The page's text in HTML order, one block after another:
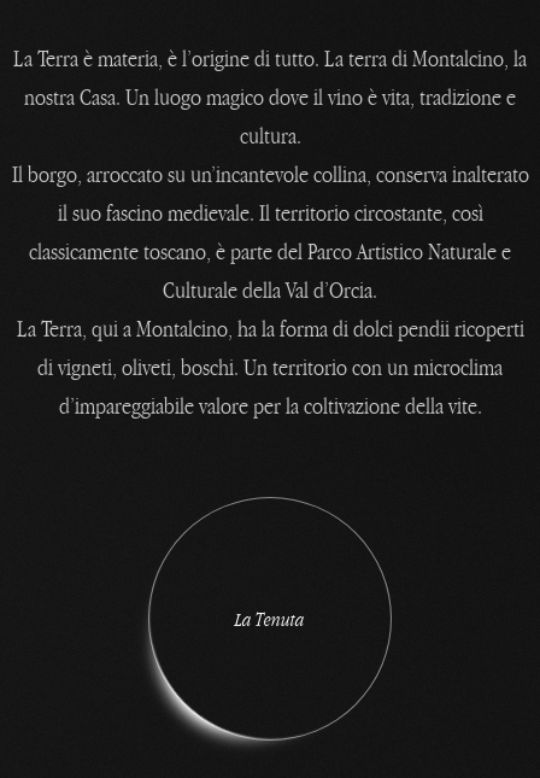
La Terra è materia, è l’origine di tutto. La terra di Montalcino, la
nostra Casa. Un luogo magico dove il vino è vita, tradizione e
cultura.
Il borgo, arroccato su un’incantevole collina, conserva inalterato
il suo fascino medievale. Il territorio circostante, così
classicamente toscano, è parte del Parco Artistico Naturale e
Culturale della Val d’Orcia.
La Terra, qui a Montalcino, ha la forma di dolci pendii ricoperti
di vigneti, oliveti, boschi. Un territorio con un microclima
d’impareggiabile valore per la coltivazione della vite.
La Tenuta